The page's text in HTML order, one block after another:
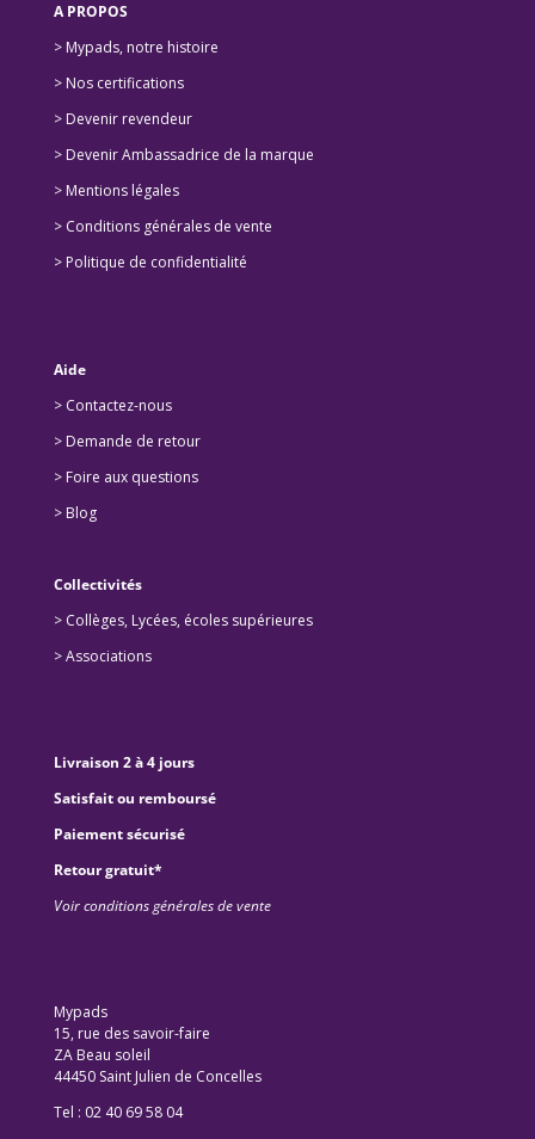
A PROPOS
> Mypads, notre histoire
> Nos certifications
> Devenir revendeur
> Devenir Ambassadrice de la marque
> Mentions légales
> Conditions générales de vente
> Politique de confidentialité
Aide
> Contactez-nous
> Demande de retour
> Foire aux questions
> Blog
Collectivités
> Collèges, Lycées, écoles supérieures
>Associations
Livraison 2 à 4 jours
Satisfait ou remboursé
Paiement sécurisé
Retour gratuit*
Voir conditions générales de vente
Mypads
15, rue des savoir-faire
ZA Beau soleil
44450 Saint Julien de Concelles
Tel : 02 40 69 58 04